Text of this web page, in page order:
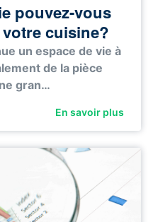
pouvez-vous
cuisine?
un espace de vie à
de la pièce
gran…
En savoir plus